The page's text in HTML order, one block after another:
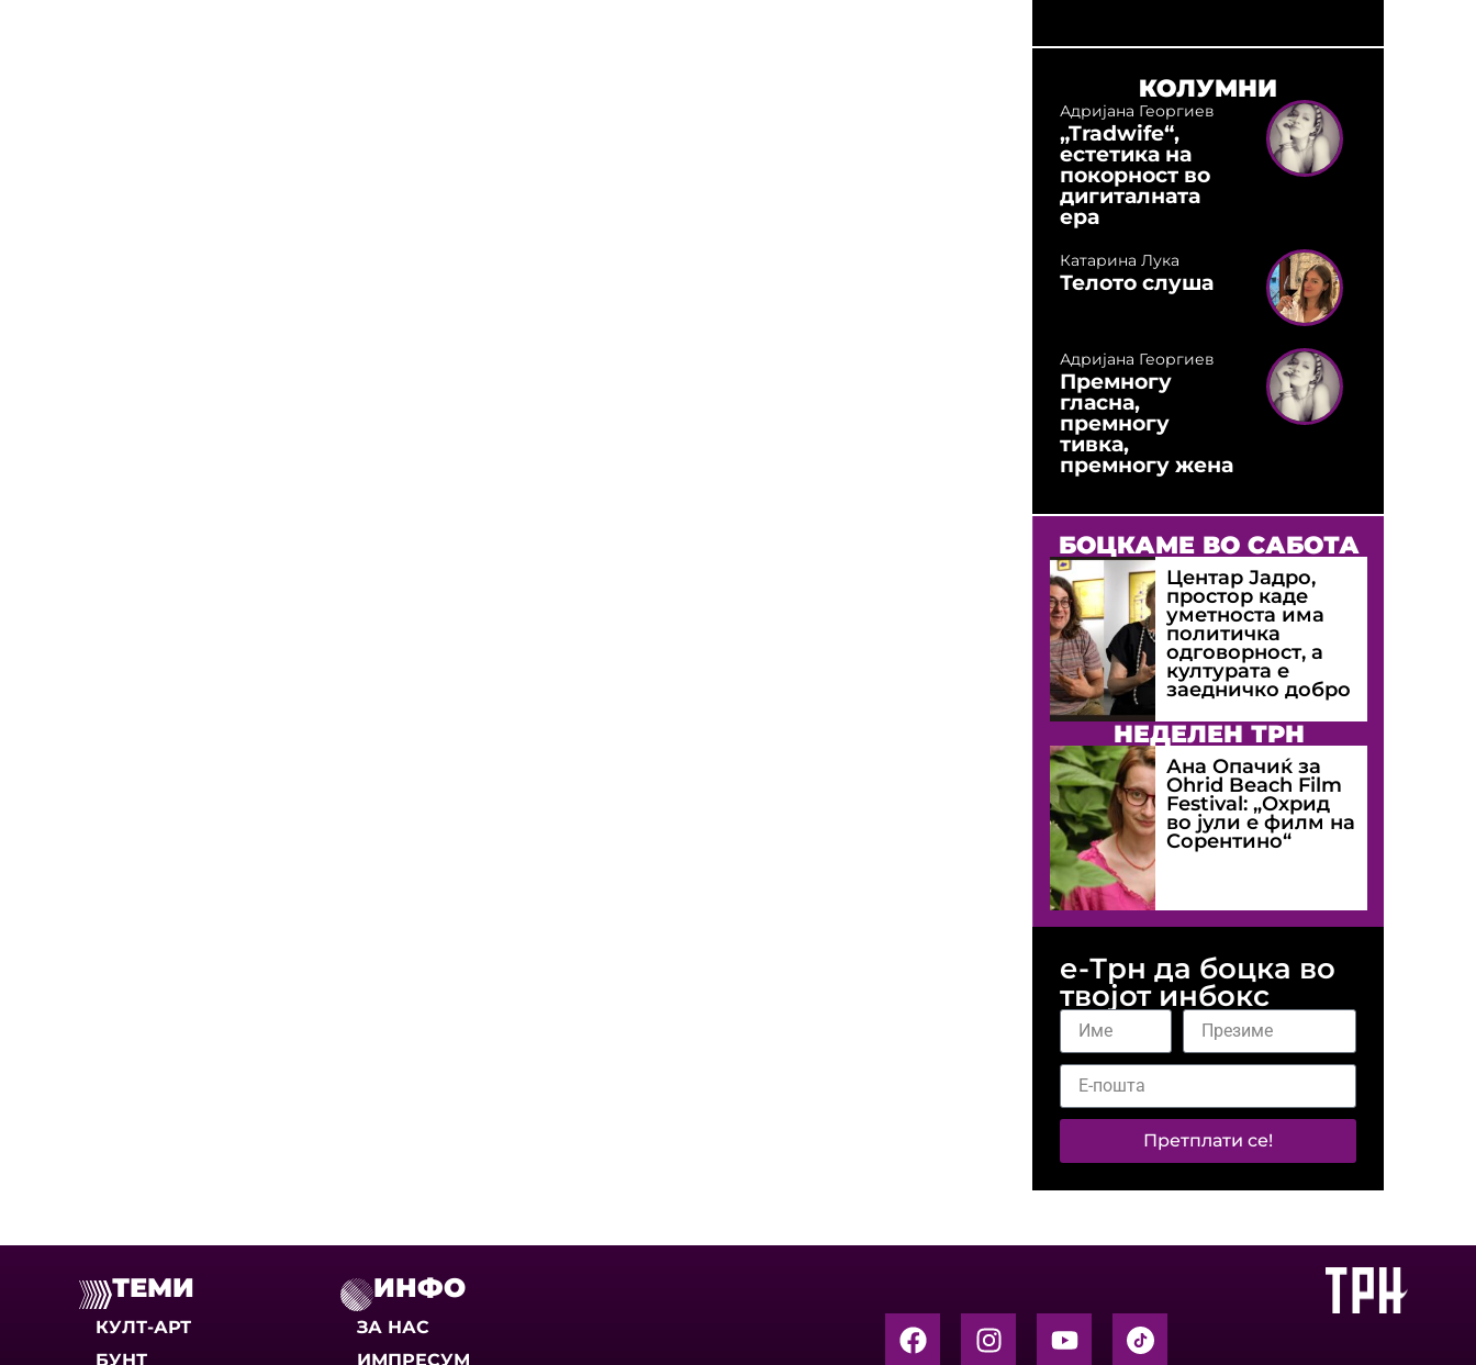
КОЛУМНИ
Адријана Георгиев
„Tradwife“,
естетика на
покорност во
дигиталната
ера
Катарина Лука
Телото слуша
Адријана Георгиев
Премногу
гласна,
премногу
тивка,
премногу жена
БОЦКАМЕ ВО САБОТА
Центар Јадро,
простор каде
уметноста има
политичка
одговорност, а
културата е
заедничко добро
НЕДЕЛЕН ТРН
Ана Опачиќ за
Оhrid Beach Film
Festival: „Охрид
во јули е филм на
Сорентино“
е-Трн да боцка во
твојот инбокс
Претплати се!
ТЕМИ
КУЛТ-АРТ
БУНТ
ИНФО
ЗА НАС
ИМПРЕСУМ